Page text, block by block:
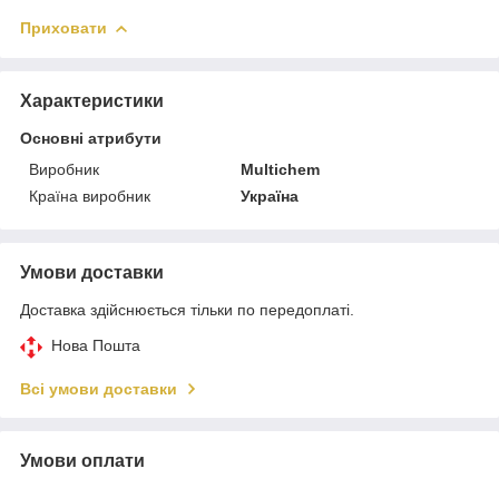
Приховати
Характеристики
Основні атрибути
Виробник
Multichem
Країна виробник
Україна
Умови доставки
Доставка здійснюється тільки по передоплаті.
Нова Пошта
Всі умови доставки
Умови оплати